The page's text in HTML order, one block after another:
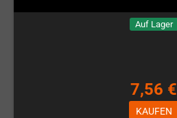
Auf Lager
7,56 €
KAUFEN